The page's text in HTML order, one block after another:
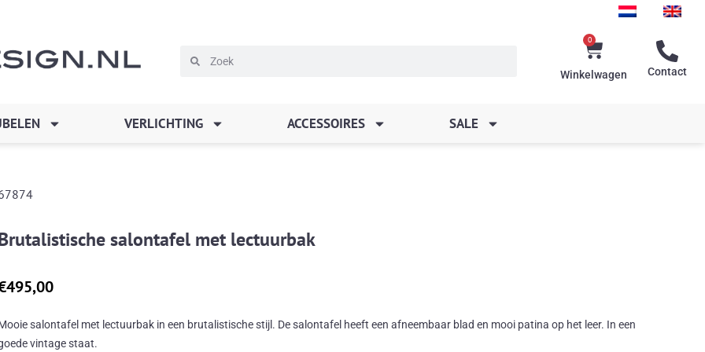
ZoekenZoeken
0
Winkelwagen
Winkelwagen Contact
VERLICHTING ACCESSOIRES SALE
salontafel met lectuurbak
495,00
salontafel met lectuurbak in een brutalistische stijl. De salontafel heeft een afneembaar blad en mooi patina op het leer. In een
vintage staat.